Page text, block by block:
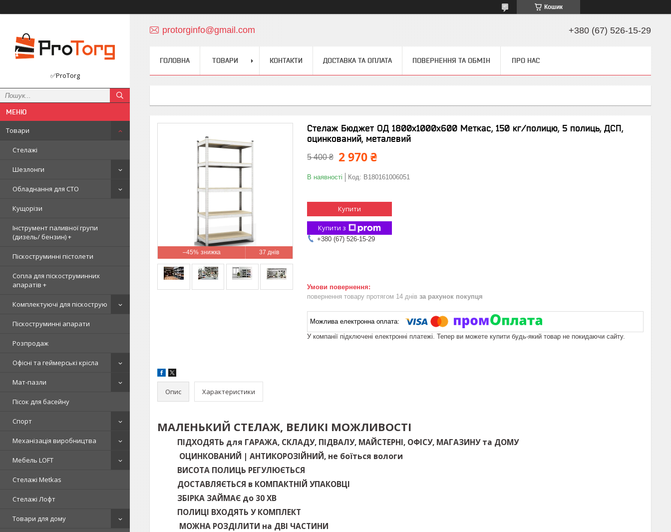
Кошик
✅ProTorg
Товари
Стелажі
Шезлонги
Обладнання для СТО
Кущорізи
Інструмент паливної групи
(дизель/ бензин) +
Піскоструминні пістолети
Сопла для піскоструминних
апаратів +
Комплектуючі для піскострую
Піскоструминні апарати
Розпродаж
Офісні та геймерські крісла
Мат-пазли
Пісок для басейну
Спорт
Механізація виробництва
Мебель LOFT
Стелажі Metkas
Стелажі Лофт
Товари для дому
protorginfo@gmail.com +380 (67) 526-15-29
ГОЛОВНА ТОВАРИ КОНТАКТИ ДОСТАВКА ТА ОПЛАТА ПОВЕРНЕННЯ ТА ОБМІН ПРО НАС
–45% 37 днів
Стелаж Бюджет ОД 1800х1000х600 Меткас, 150 кг/полицю, 5 полиць, ДСП,
оцинкований, металевий
5 400 ₴ 2 970 ₴
В наявності Код: B180161006051
Купити
Купити з
+380 (67) 526-15-29
повернення товару протягом 14 днів за рахунок покупця
У компанії підключені електронні платежі. Тепер ви можете купити будь-який товар не покидаючи сайту.
Опис Характеристики
МАЛЕНЬКИЙ СТЕЛАЖ, ВЕЛИКІ МОЖЛИВОСТІ
ПІДХОДЯТЬ для ГАРАЖА, СКЛАДУ, ПІДВАЛУ, МАЙСТЕРНІ, ОФІСУ, МАГАЗИНУта ДОМУ
ОЦИНКОВАНИЙ | АНТИКОРОЗІЙНИЙ, не боїться вологи
ВИСОТА ПОЛИЦЬ РЕГУЛЮЄТЬСЯ
ДОСТАВЛЯЄТЬСЯ в КОМПАКТНІЙ УПАКОВЦІ
ЗБІРКА ЗАЙМАЄ до 30 ХВ
ПОЛИЦІ ВХОДЯТЬ У КОМПЛЕКТ
МОЖНА РОЗДІЛИТИ на ДВІ ЧАСТИНИ